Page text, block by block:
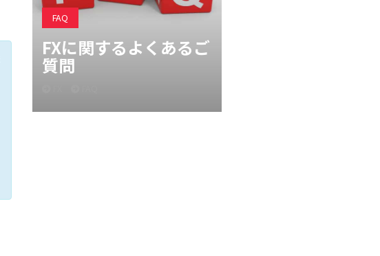
FAQ
FXに関するよくあるご
質問